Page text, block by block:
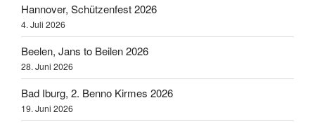
Hannover, Schützenfest 2026
4. Juli 2026
Beelen, Jans to Beilen 2026
28. Juni 2026
Bad Iburg, 2. Benno Kirmes 2026
19. Juni 2026